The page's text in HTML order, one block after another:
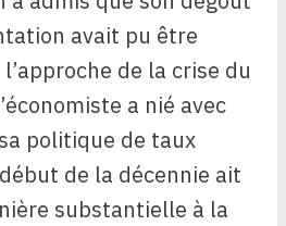
avait pu être
de la crise du
a nié avec
politique de taux
de la décennie ait
substantielle à la